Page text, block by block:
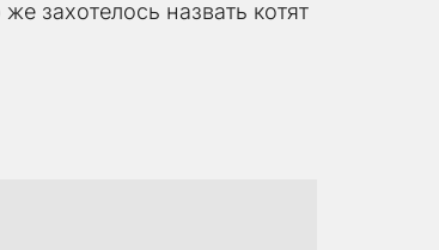
захотелось назвать котят